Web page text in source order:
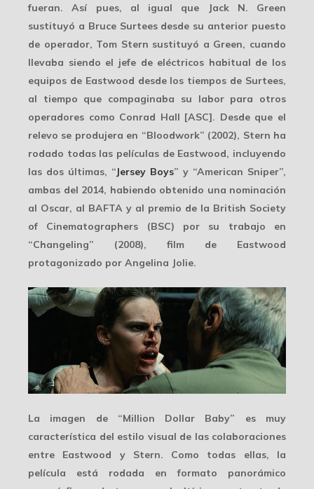
fueran. Así pues, al igual que
Jack N. Green
sustituyó a Bruce Surteesdesde su anterior puesto
de operador, Tom Stern sustituyó a Green, cuando
llevaba siendo el jefe de eléctricos habitual de los
equipos de Eastwood desde los tiempos de Surtees,
al tiempo que compaginaba su labor para otros
operadores como Conrad Hall [ASC]. Desde que el
relevo se produjera en “Bloodwork” (2002), Stern ha
rodado todas las películas de Eastwood, incluyendo
las dos últimas, “Jersey Boys” y “American Sniper”,
ambas del 2014, habiendo obtenido una nominación
al Oscar, al BAFTA y al premio de la British Society
of Cinematographers (BSC) por su trabajo en
“Changeling” (2008), film de Eastwood
protagonizado por Angelina Jolie.
La imagen de “Million Dollar Baby” es muy
característica del estilo visual de las colaboraciones
entre Eastwood y Stern. Como todas ellas, la
película está rodada en formato panorámico